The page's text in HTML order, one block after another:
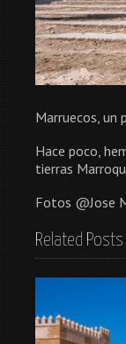
Marruecos, un
Hace poco,
tierras
Fotos @Jose
Related Posts